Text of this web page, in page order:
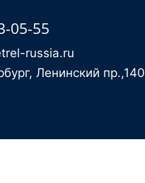
05-55
russia.ru
Ленинский пр.,140